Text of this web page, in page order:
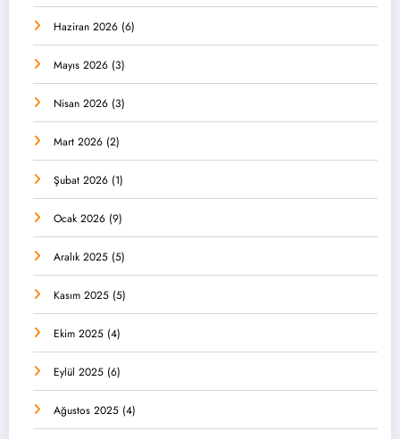
Haziran 2026 (6)
Mayıs 2026 (3)
Nisan 2026 (3)
Mart 2026 (2)
Şubat 2026 (1)
Ocak 2026 (9)
Aralık 2025 (5)
Kasım 2025 (5)
Ekim 2025 (4)
Eylül 2025 (6)
Ağustos 2025 (4)